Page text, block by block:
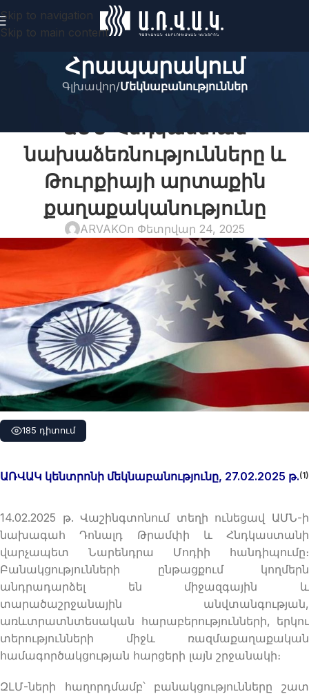
Skip to navigation
Skip to main content
Հրապարակում
Գլխավոր/Մեկնաբանություններ
ԱՄՆ–Հնդկաստան
նախաձեռնությունները և
Թուրքիայի արտաքին
քաղաքականությունը
ARVAKOn Փետրվար 24, 2025
185 դիտում
ԱՌՎԱԿ կենտրոնի մեկնաբանությունը, 27.02.2025 թ.(1)
14.02.2025 թ. Վաշինգտոնում տեղի ունեցավ ԱՄՆ-ի
նախագահ Դոնալդ Թրամփի և Հնդկաստանի
վարչապետ Նարենդրա Մոդիի հանդիպումը։
Բանակցությունների ընթացքում կողմերն
անդրադարձել են միջազգային և
տարածաշրջանային անվտանգության,
առևտրատնտեսական հարաբերությունների, երկու
տերությունների միջև ռազմաքաղաքական
համագործակցության հարցերի լայն շրջանակի։
ԶԼՄ-ների հաղորդմամբ՝ բանակցությունները շատ